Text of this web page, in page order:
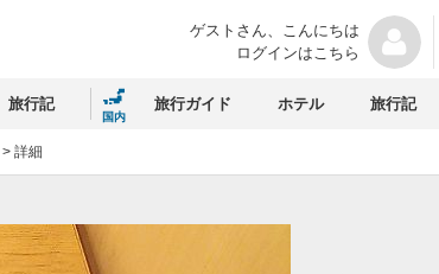
ゲストさん、 こんにちは
ログインはこちら
旅行記
国内
旅行ガイド ホテル 旅行記
> 詳細